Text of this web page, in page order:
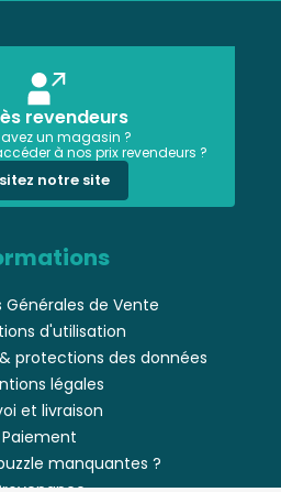
revendeurs
un magasin ?
à nos prix revendeurs ?
notre site
Générales de Vente
d'utilisation
protections des données
légales
et livraison
Paiement
manquantes ?